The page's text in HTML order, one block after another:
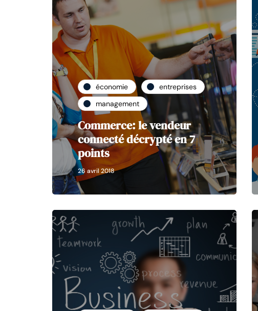
économie
entreprises
management
Commerce: le vendeur
connecté décrypté en 7
points
26 avril 2018